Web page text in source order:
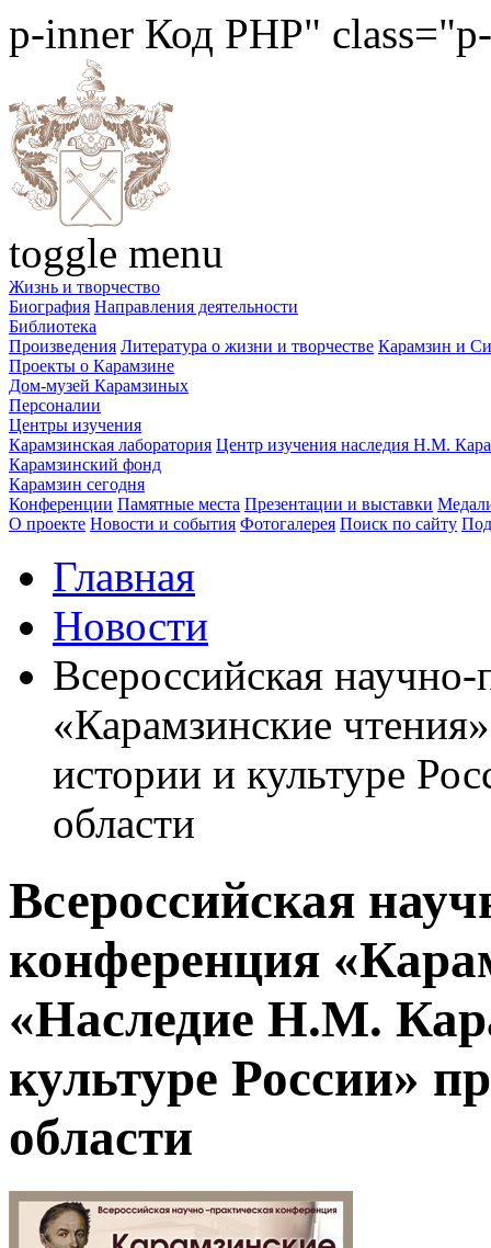
p-inner Код PHP"
toggle menu
Жизнь и творчество
Биография Направления деятельности
Библиотека
Произведения Литература о жизни и творчестве Карамзин и
Проекты о Карамзине
Дом-музей Карамзиных
Персоналии
Центры изучения
Карамзинская лаборатория Центр изучения наследия Н.М.
Карамзинский фонд
Карамзин сегодня
Конференции Памятные места Презентации и выставки
О проекте Новости и события Фотогалерея Поиск по сайту
Главная
Новости
Всероссийская
«Карамзинские
истории и культуре
области
Всероссийская
конференция
«Наследие Н.М.
культуре России»
области